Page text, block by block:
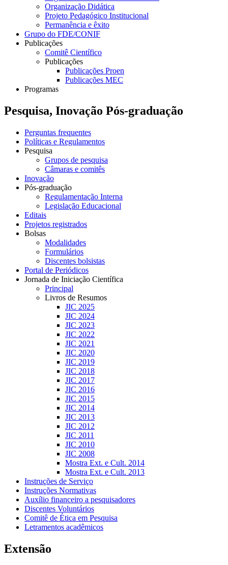
Organização Didática
Projeto Pedagógico Institucional
Permanência e êxito
Grupo do FDE/CONIF
Publicações
Comitê Científico
Publicações
Publicações Proen
Publicações MEC
Programas
Pesquisa, Inovação Pós-graduação
Perguntas frequentes
Políticas e Regulamentos
Pesquisa
Grupos de pesquisa
Câmaras e comitês
Inovação
Pós-graduação
Regulamentação Interna
Legislação Educacional
Editais
Projetos registrados
Bolsas
Modalidades
Formulários
Discentes bolsistas
Portal de Periódicos
Jornada de Iniciação Científica
Principal
Livros de Resumos
JIC 2025
JIC 2024
JIC 2023
JIC 2022
JIC 2021
JIC 2020
JIC 2019
JIC 2018
JIC 2017
JIC 2016
JIC 2015
JIC 2014
JIC 2013
JIC 2012
JIC 2011
JIC 2010
JIC 2008
Mostra Ext. e Cult. 2014
Mostra Ext. e Cult. 2013
Instruções de Serviço
Instruções Normativas
Auxílio financeiro a pesquisadores
Discentes Voluntários
Comitê de Ética em Pesquisa
Letramentos acadêmicos
Extensão